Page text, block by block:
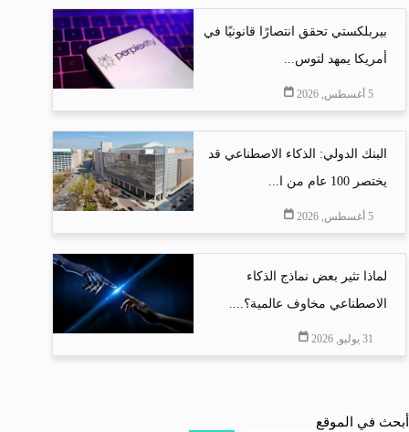
بيربلكستي تحقق انتصارًا قانونيًا في
أمريكا يمهد لتوس...
5 أغسطس, 2026
البنك الدولي: الذكاء الاصطناعي قد
يختصر 100 عام من ا...
5 أغسطس, 2026
لماذا تثير بعض نماذج الذكاء
الاصطناعي مخاوف عالمية؟....
31 يوليو, 2026
أبحث في الموقع